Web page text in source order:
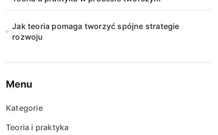
Jak teoria pomaga tworzyć spójne strategie
rozwoju
Menu
Kategorie
Teoria i praktyka